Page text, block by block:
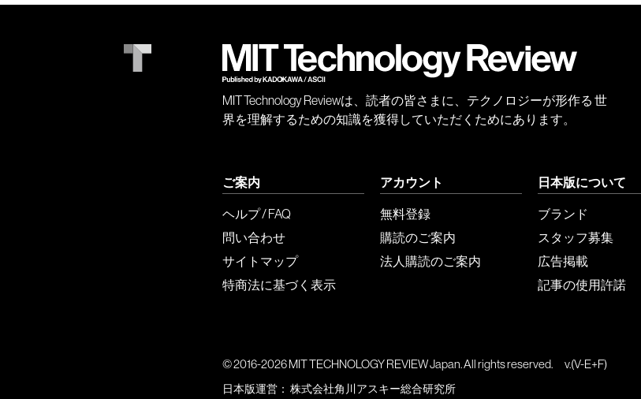
会員
MIT Technology Reviewは、読者の皆さまに、テクノロジーが形作る 世
界を理解するための知識を獲得していただくためにあります。
ご案内
ヘルプ / FAQ
問い合わせ
サイトマップ
特商法に基づく表示
アカウント
無料登録
購読のご案内
法人購読のご案内
日本版について
ブランド
スタッフ募集
広告掲載
記事の使用許諾
© 2016-2026 MIT TECHNOLOGY REVIEW Japan. All rights reserved. v.(V-E+F)
日本版運営： 株式会社角川アスキー総合研究所